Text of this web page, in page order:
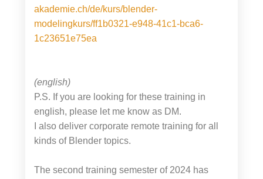
akademie.ch/de/kurs/blender-
modelingkurs/ff1b0321-e948-41c1-bca6-
1c23651e75ea
(english)
P.S. If you are looking for these training in
english, please let me know as DM.
I also deliver corporate remote training for all
kinds of Blender topics.
The second training semester of 2024 has